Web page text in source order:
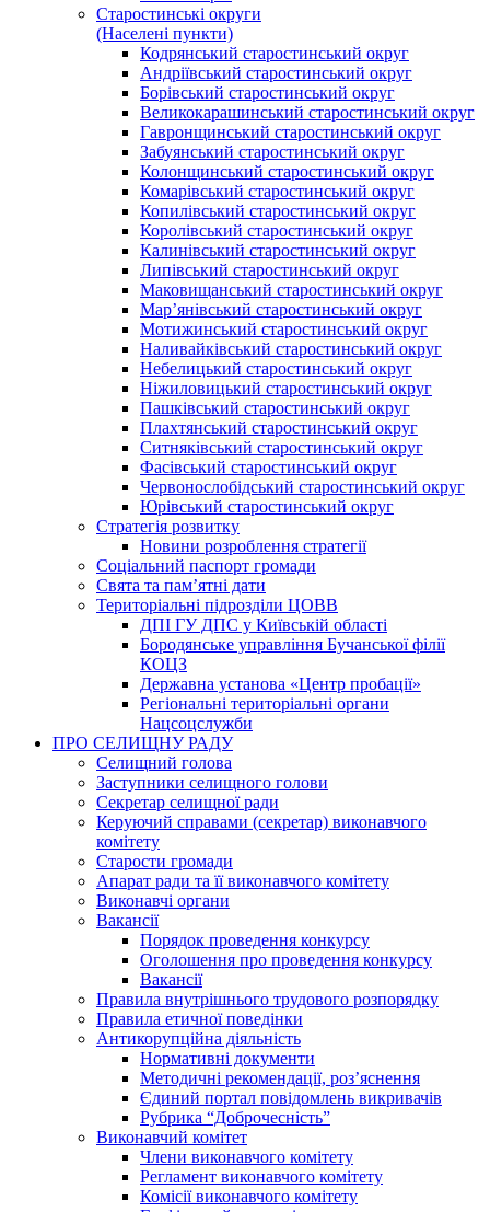
Старостинські округи
(Населені пункти)
Кодрянський старостинський округ
Андріївський старостинський округ
Борівський старостинський округ
Великокарашинський старостинський округ
Гавронщинський старостинський округ
Забуянський старостинський округ
Колонщинський старостинський округ
Комарівський старостинський округ
Копилівський старостинський округ
Королівський старостинський округ
Калинівський старостинський округ
Липівський старостинський округ
Маковищанський старостинський округ
Мар’янівський старостинський округ
Мотижинський старостинський округ
Наливайківський старостинський округ
Небелицький старостинський округ
Ніжиловицький старостинський округ
Пашківський старостинський округ
Плахтянський старостинський округ
Ситняківський старостинський округ
Фасівський старостинський округ
Червонослобідський старостинський округ
Юрівський старостинський округ
Стратегія розвитку
Новини розроблення стратегії
Соціальний паспорт громади
Свята та пам’ятні дати
Територіальні підрозділи ЦОВВ
ДПІ ГУ ДПС у Київській області
Бородянське управління Бучанської філії
КОЦЗ
Державна установа «Центр пробації»
Регіональні територіальні органи
Нацсоцслужби
ПРО СЕЛИЩНУ РАДУ
Селищний голова
Заступники селищного голови
Секретар селищної ради
Керуючий справами (секретар) виконавчого
комітету
Старости громади
Апарат ради та її виконавчого комітету
Виконавчі органи
Вакансії
Порядок проведення конкурсу
Оголошення про проведення конкурсу
Вакансії
Правила внутрішнього трудового розпорядку
Правила етичної поведінки
Антикорупційна діяльність
Нормативні документи
Методичні рекомендації, роз’яснення
Єдиний портал повідомлень викривачів
Рубрика “Доброчесність”
Виконавчий комітет
Члени виконавчого комітету
Регламент виконавчого комітету
Комісії виконавчого комітету